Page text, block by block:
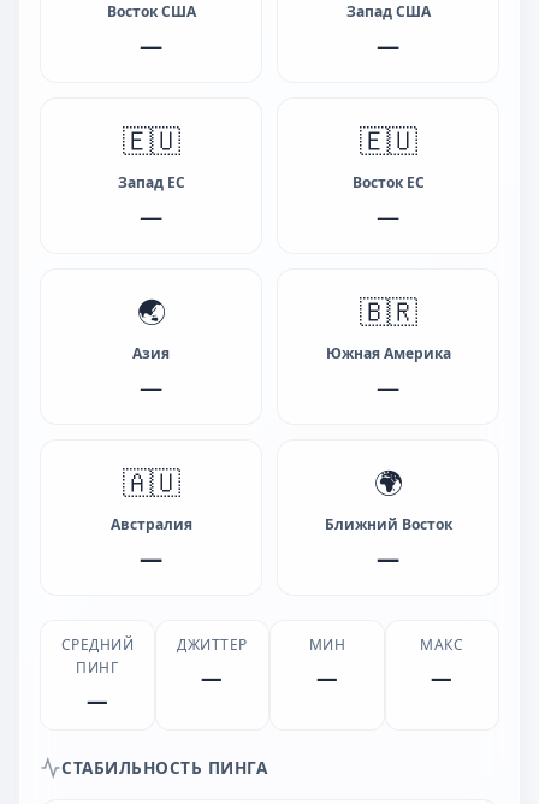
Восток США
—
Запад США
—
🇪🇺
Запад ЕС
—
🇪🇺
Восток ЕС
—
🌏
Азия
—
🇧🇷
Южная Америка
—
🇦🇺
Австралия
—
🌍
Ближний Восток
—
СРЕДНИЙ
ПИНГ
—
ДЖИТТЕР
—
МИН
—
МАКС
—
СТАБИЛЬНОСТЬ ПИНГА